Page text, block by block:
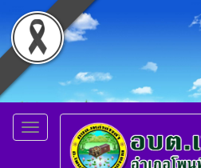
Toggle
navigation